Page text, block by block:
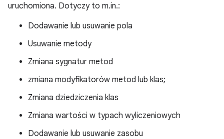
uruchomiona. Dotyczy to m.in.:
Dodawanie lub usuwanie pola
Usuwanie metody
Zmiana sygnatur metod
zmiana modyfikatorów metod lub klas;
Zmiana dziedziczenia klas
Zmiana wartości w typach wyliczeniowych
Dodawanie lub usuwanie zasobu